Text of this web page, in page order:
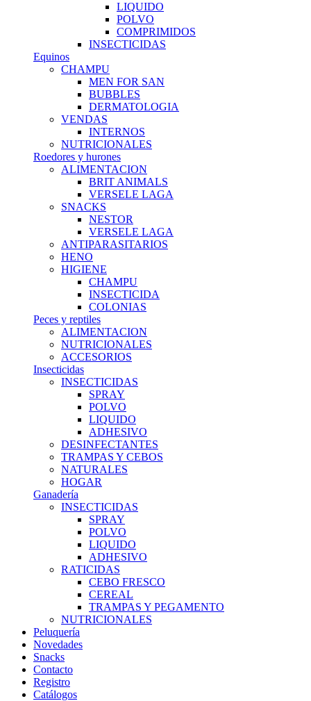
LIQUIDO
POLVO
COMPRIMIDOS
INSECTICIDAS
Equinos
CHAMPU
MEN FOR SAN
BUBBLES
DERMATOLOGIA
VENDAS
INTERNOS
NUTRICIONALES
Roedores y hurones
ALIMENTACION
BRIT ANIMALS
VERSELE LAGA
SNACKS
NESTOR
VERSELE LAGA
ANTIPARASITARIOS
HENO
HIGIENE
CHAMPU
INSECTICIDA
COLONIAS
Peces y reptiles
ALIMENTACION
NUTRICIONALES
ACCESORIOS
Insecticidas
INSECTICIDAS
SPRAY
POLVO
LIQUIDO
ADHESIVO
DESINFECTANTES
TRAMPAS Y CEBOS
NATURALES
HOGAR
Ganadería
INSECTICIDAS
SPRAY
POLVO
LIQUIDO
ADHESIVO
RATICIDAS
CEBO FRESCO
CEREAL
TRAMPAS Y PEGAMENTO
NUTRICIONALES
Peluquería
Novedades
Snacks
Contacto
Registro
Catálogos